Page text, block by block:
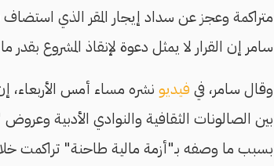
متراكمة وعجز عن سداد إيجار المقر الذي
سامر إن القرار لا يمثل دعوة لإنقاذ المشروع
وقال سامر، في فيديو
بين الصالونات الثقافية والنوادي الأدبية
بسبب ما وصفه بـ"أزمة مالية طاحنة" تراكمت